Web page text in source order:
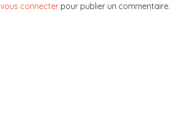
vous connecter pour publier un commentaire.